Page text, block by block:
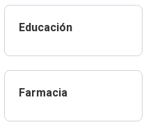
Educación
Farmacia